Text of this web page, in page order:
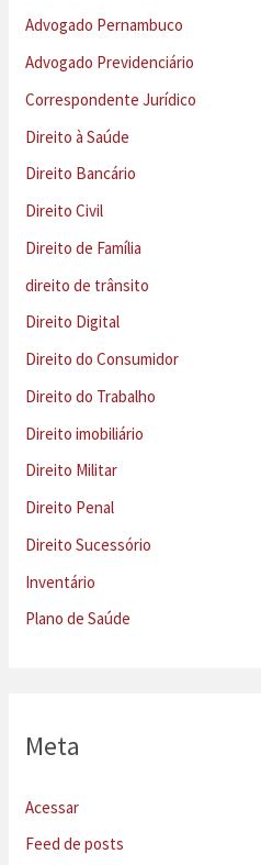
Advogado Pernambuco
Advogado Previdenciário
Correspondente Jurídico
Direito à Saúde
Direito Bancário
Direito Civil
Direito de Família
direito de trânsito
Direito Digital
Direito do Consumidor
Direito do Trabalho
Direito imobiliário
Direito Militar
Direito Penal
Direito Sucessório
Inventário
Plano de Saúde
Meta
Acessar
Feed de posts